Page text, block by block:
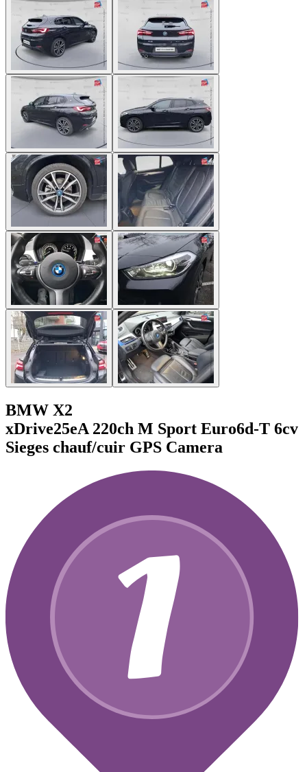
BMW X2
xDrive25eA 220ch M Sport Euro6d-T 6cv
Sieges chauf/cuir GPS Camera